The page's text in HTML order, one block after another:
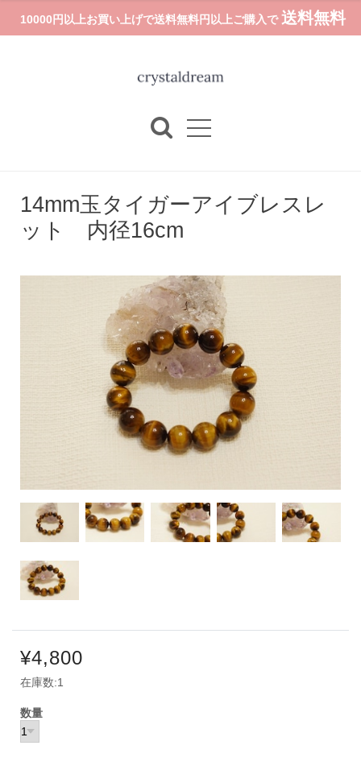
10000円以上お買い上げで送料無料円以上ご購入で 送料無料
14mm玉タイガーアイブレスレ
ット 内径16cm
¥4,800
在庫数:1
数量